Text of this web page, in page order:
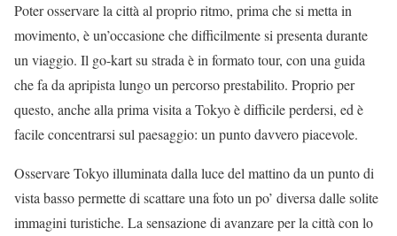
Poter osservare la città al proprio ritmo, prima che si metta in
movimento, è un’occasione che difficilmente si presenta durante
un viaggio. Il go-kart su strada è in formato tour, con una guida
che fa da apripista lungo un percorso prestabilito. Proprio per
questo, anche alla prima visita a Tokyo è difficile perdersi, ed è
facile concentrarsi sul paesaggio: un punto davvero piacevole.
Osservare Tokyo illuminata dalla luce del mattino da un punto di
vista basso permette di scattare una foto un po’ diversa dalle solite
immagini turistiche. La sensazione di avanzare per la città con lo